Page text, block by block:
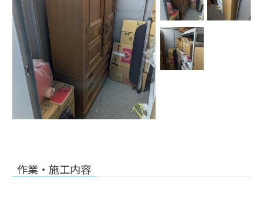
作業・施工内容